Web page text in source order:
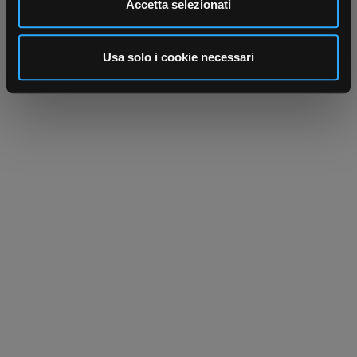
analizzare il nostro traffico. Condividiamo inoltre
informazioni sul modo in cui utilizza il nostro sito con i
nostri partner che si occupano di analisi dei dati web,
pubblicità e social media, i quali potrebbero combinarle
Accetta selezionati
Usa solo i cookie necessari